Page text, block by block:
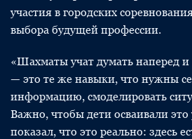
участия в городских
выбора будущей профессии.
«Шахматы учат думать наперед
— это те же навыки, что нужны
информацию, смоделировать
Важно, чтобы дети осваивали
показал, что это реально: здесь